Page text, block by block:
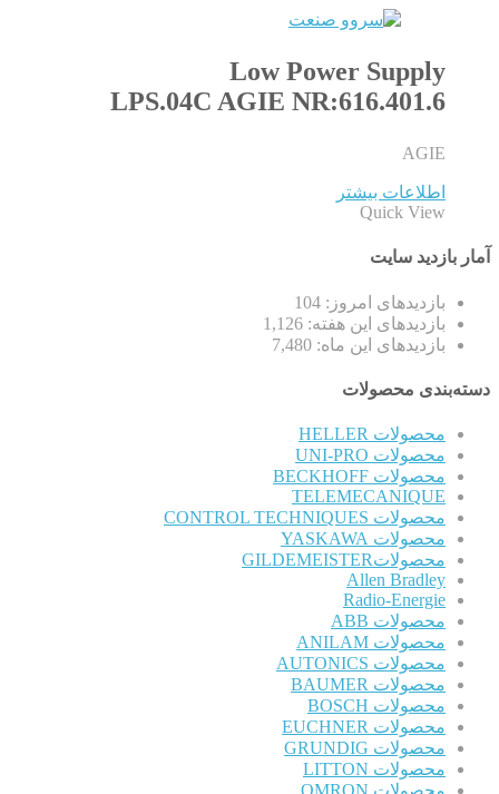
Low Power Supply
LPS.04C AGIE NR:616.401.6
AGIE
اطلاعات بیشتر
Quick View
آمار بازدید سایت
بازدیدهای امروز: 104
بازدیدهای این هفته: 1,126
بازدیدهای این ماه: 7,480
دسته‌بندی محصولات
محصولات HELLER
محصولات UNI-PRO
محصولات BECKHOFF
TELEMECANIQUE
محصولات CONTROL TECHNIQUES
محصولات YASKAWA
محصولاتGILDEMEISTER
Allen Bradley
Radio-Energie
محصولات ABB
محصولات ANILAM
محصولات AUTONICS
محصولات BAUMER
محصولات BOSCH
محصولات EUCHNER
محصولات GRUNDIG
محصولات LITTON